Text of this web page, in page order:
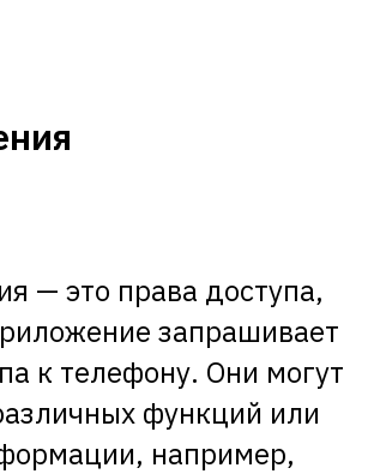
— это права доступа,
запрашивает
к телефону. Они могут
функций или
например,